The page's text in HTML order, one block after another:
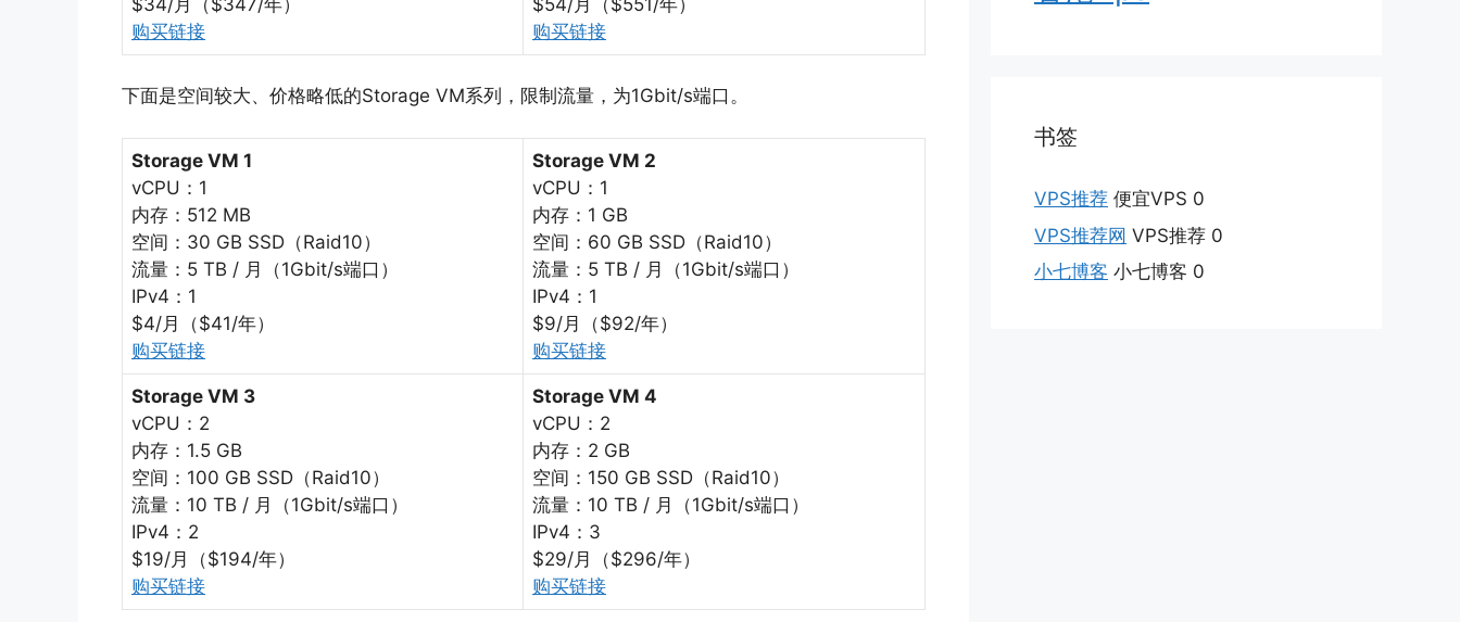
购买链接
购买链接
下面是空间较大、价格略低的Storage VM系列，限制流量，为1Gbit/s端口。
Storage VM 1
vCPU：1
内存：512 MB
空间：30 GB SSD（Raid10）
流量：5 TB / 月（1Gbit/s端口）
IPv4：1
$4/月（$41/年）
购买链接
Storage VM 2
vCPU：1
内存：1 GB
空间：60 GB SSD（Raid10）
流量：5 TB / 月（1Gbit/s端口）
IPv4：1
$9/月（$92/年）
购买链接
Storage VM 3
vCPU：2
内存：1.5 GB
空间：100 GB SSD（Raid10）
流量：10 TB / 月（1Gbit/s端口）
IPv4：2
$19/月（$194/年）
购买链接
Storage VM 4
vCPU：2
内存：2 GB
空间：150 GB SSD（Raid10）
流量：10 TB / 月（1Gbit/s端口）
IPv4：3
$29/月（$296/年）
购买链接
书签
VPS推荐 便宜VPS 0
VPS推荐网 VPS推荐 0
小七博客 小七博客 0